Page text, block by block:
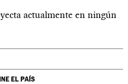
actualmente en ningún
EL PAÍS